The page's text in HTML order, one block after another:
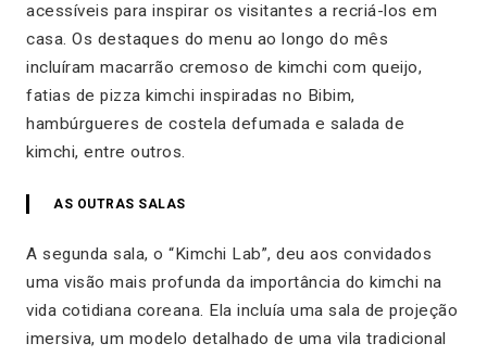
acessíveis para inspirar os visitantes a recriá-los em
casa. Os destaques do menu ao longo do mês
incluíram macarrão cremoso de kimchi com queijo,
fatias de pizza kimchi inspiradas no Bibim,
hambúrgueres de costela defumada e salada de
kimchi, entre outros.
AS OUTRAS SALAS
A segunda sala, o “Kimchi Lab”, deu aos convidados
uma visão mais profunda da importância do kimchi na
vida cotidiana coreana. Ela incluía uma sala de projeção
imersiva, um modelo detalhado de uma vila tradicional